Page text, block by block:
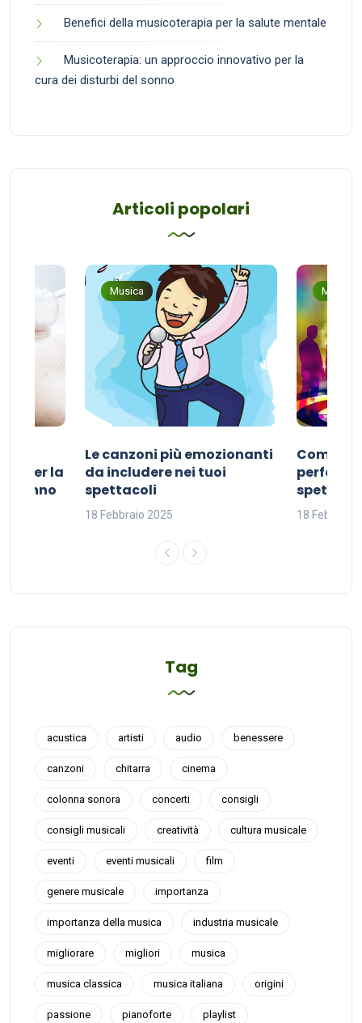
Benefici della musicoterapia per la salute mentale
Musicoterapia: un approccio innovativo per la
cura dei disturbi del sonno
Articoli popolari
per la
sonno
Musica
Le canzoni più emozionanti
da includere nei tuoi
spettacoli
18 Febbraio 2025
Musica
Come
perfetta
18 Febbraio
Tag
acustica artisti audio benessere
canzoni chitarra cinema
colonna sonora concerti consigli
consigli musicali creatività cultura musicale
eventi eventi musicali film
genere musicale importanza
importanza della musica industria musicale
migliorare migliori musica
musica classica musica italiana origini
passione pianoforte playlist